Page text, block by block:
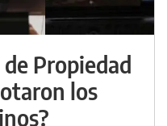
Propiedad
los